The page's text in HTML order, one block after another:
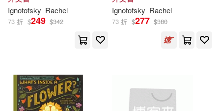
瑞秋．伊格諾托夫斯基(6)
Rachel/ Mollo-Christensen(3)
Sarah (NRT)(3)
Rachel Ignotofsky(2)
And Other Questions about
Nature & Life Cycles
Ignotofsky Rachel
73 折 $249 $342
Cocoon?: And Other
Questions about Moths &
Butterflies
Ignotofsky Rachel
73 折 $277 $380